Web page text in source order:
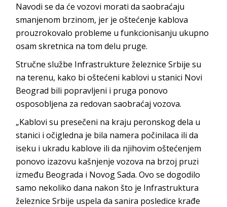
Navodi se da će vozovi morati da saobraćaju
smanjenom brzinom, jer je oštećenje kablova
prouzrokovalo probleme u funkcionisanju ukupno
osam skretnica na tom delu pruge.
Stručne službe Infrastrukture železnice Srbije su
na terenu, kako bi oštećeni kablovi u stanici Novi
Beograd bili popravljeni i pruga ponovo
osposobljena za redovan saobraćaj vozova.
„Kablovi su presečeni na kraju peronskog dela u
stanici i očigledna je bila namera počinilaca ili da
iseku i ukradu kablove ili da njihovim oštećenjem
ponovo izazovu kašnjenje vozova na brzoj pruzi
između Beograda i Novog Sada. Ovo se dogodilo
samo nekoliko dana nakon što je Infrastruktura
železnice Srbije uspela da sanira posledice krađe